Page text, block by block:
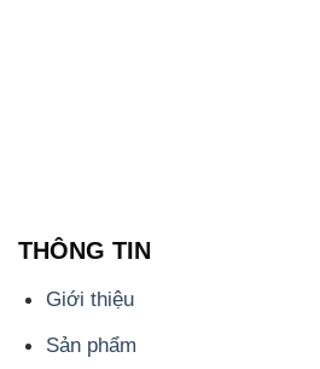
THÔNG TIN
Giới thiệu
Sản phẩm